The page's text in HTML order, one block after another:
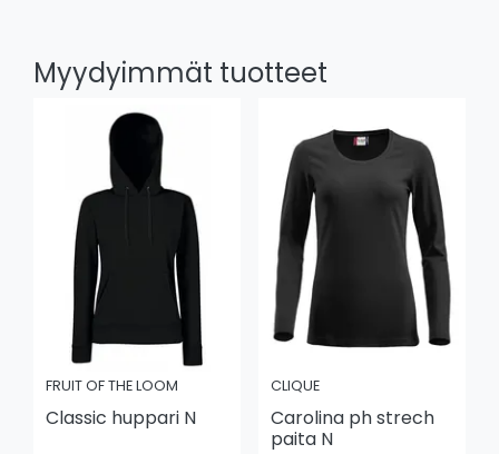
Myydyimmät tuotteet
FRUIT OF THE LOOM
Classic huppari N
CLIQUE
Carolina ph strech
paita N